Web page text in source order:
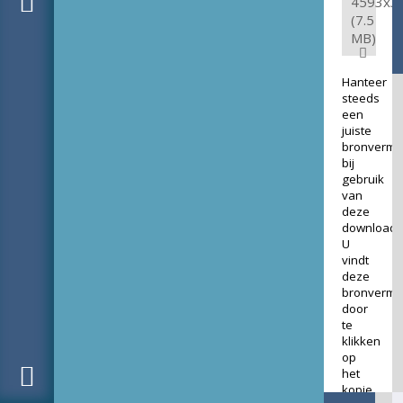
(7.5
MB)
Hanteer
steeds
een
juiste
bij
gebruik
van
deze
download.
U
vindt
deze
door
te
klikken
op
het
kopje